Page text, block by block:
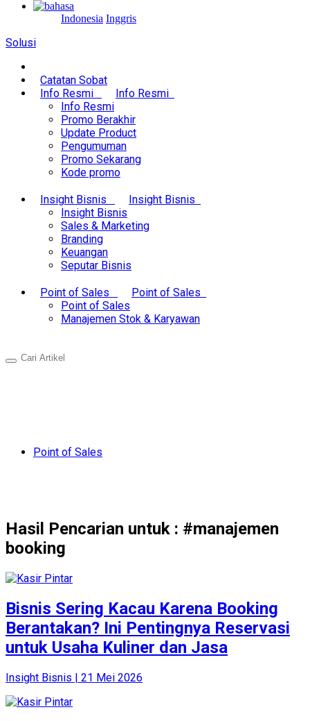
Indonesia Inggris
Solusi
Catatan Sobat
Info Resmi
Info Resmi
Info Resmi
Promo Berakhir
Update Product
Pengumuman
Promo Sekarang
Kode promo
Insight Bisnis
Insight Bisnis
Insight Bisnis
Sales & Marketing
Branding
Keuangan
Seputar Bisnis
Point of Sales
Point of Sales
Point of Sales
Manajemen Stok & Karyawan
Point of Sales
Hasil Pencarian untuk : #manajemen
booking
Bisnis Sering Kacau Karena Booking
Berantakan? Ini Pentingnya Reservasi
untuk Usaha Kuliner dan Jasa
Insight Bisnis | 21 Mei 2026